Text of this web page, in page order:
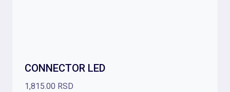
CONNECTOR LED
1,815.00 RSD